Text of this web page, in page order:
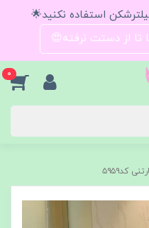
استفاده نکنید🌟
تا از دستت نرفته😍
0
کد۵۹۵۹